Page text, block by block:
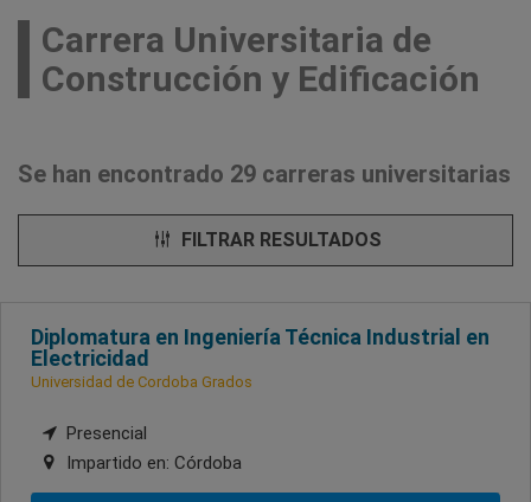
Carrera Universitaria de
Construcción y Edificación
Se han encontrado 29 carreras universitarias
FILTRAR RESULTADOS
Diplomatura en Ingeniería Técnica Industrial en
Electricidad
Universidad de Cordoba Grados
Presencial
Impartido en: Córdoba